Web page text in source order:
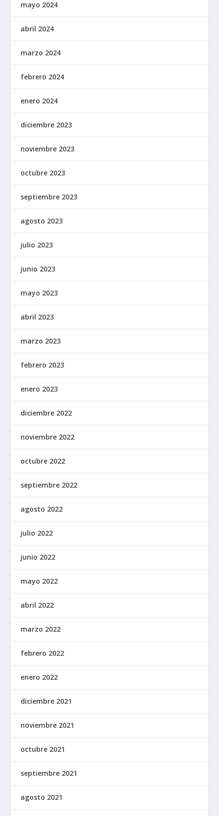
mayo 2024
abril 2024
marzo 2024
febrero 2024
enero 2024
diciembre 2023
noviembre 2023
octubre 2023
septiembre 2023
agosto 2023
julio 2023
junio 2023
mayo 2023
abril 2023
marzo 2023
febrero 2023
enero 2023
diciembre 2022
noviembre 2022
octubre 2022
septiembre 2022
agosto 2022
julio 2022
junio 2022
mayo 2022
abril 2022
marzo 2022
febrero 2022
enero 2022
diciembre 2021
noviembre 2021
octubre 2021
septiembre 2021
agosto 2021